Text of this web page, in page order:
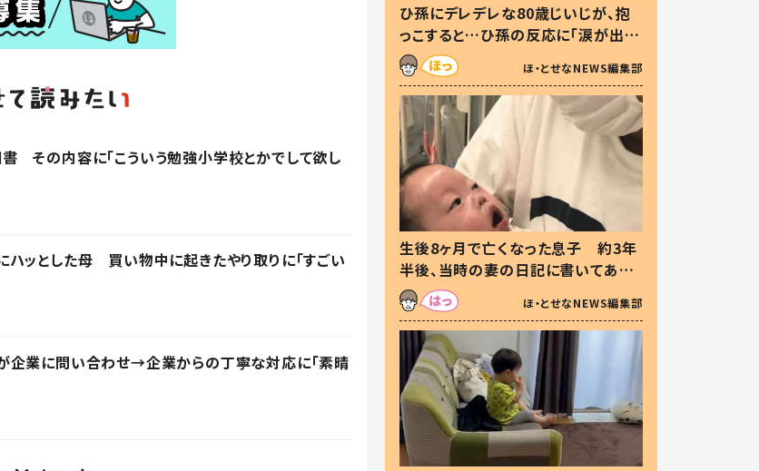
その内容に「こういう勉強小学校とかでして欲し
ハッとした母 買い物中に起きたやり取りに「すごい
企業に問い合わせ→企業からの丁寧な対応に「素晴
ひ孫にデレデレな80歳じいじが、抱
っこすると…ひ孫の反応に「涙が出ま
した」「可愛くて仕方ない」
ほ・とせなNEWS編集部
生後8ヶ月で亡くなった息子 約3年
半後、当時の妻の日記に書いてあっ
た本音とは
ほ・とせなNEWS編集部